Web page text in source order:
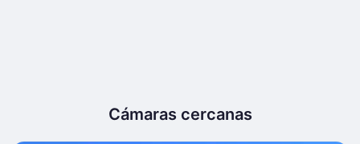
Cámaras cercanas